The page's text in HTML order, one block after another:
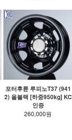
포터후륜 루피노T37 (941
2) 올블랙 [하중950kg] KC
인증
260,000원